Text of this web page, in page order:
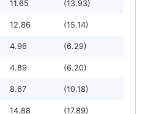
11.65 (13.93)
12.86 (15.14)
4.96 (6.29)
4.89 (6.20)
8.67 (10.18)
14.88 (17.89)